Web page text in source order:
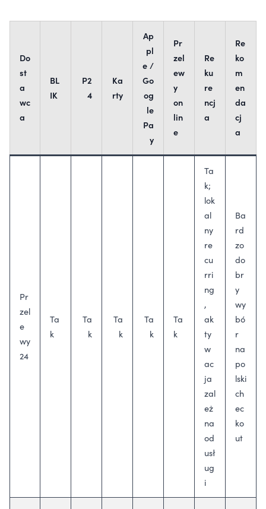
Do
st
a
wc
a
BL
IK
P2
4
Ka
rty
Ap
pl
e /
Go
og
le
Pa
y
Pr
zel
ew
y
on
lin
e
Re
ku
re
ncj
a
Re
ko
m
en
da
cj
a
Pr
zel
e
wy
24
Ta
k
Ta
k
Ta
k
Ta
k
Ta
k
Ta
k;
lok
al
ny
re
cu
rri
ng
,
ak
ty
w
ac
ja
zal
eż
na
od
usł
ug
i
Ba
rd
zo
do
br
y
wy
bó
r
na
po
lski
ch
ec
ko
ut